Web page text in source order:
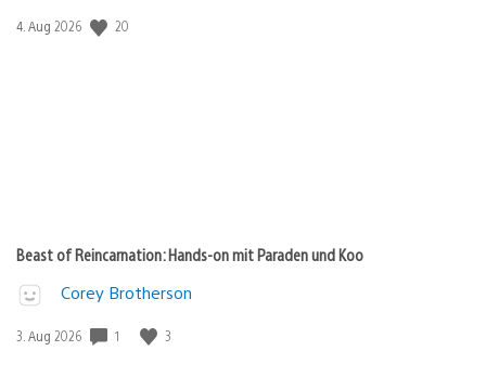
Veröffentlichungsdatum:
4. Aug 2026 20
Beast of Reincarnation: Hands-on mit Paraden und Koo
Corey Brotherson
Veröffentlichungsdatum:
3. Aug 2026 1 3